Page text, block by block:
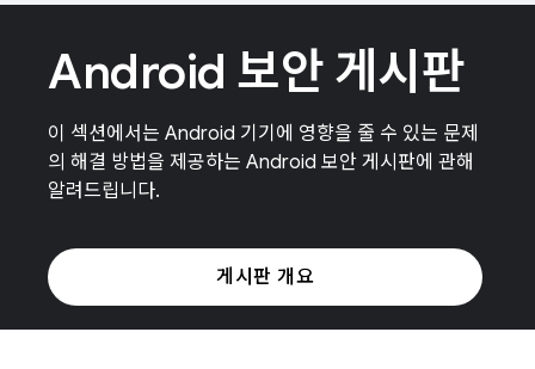
Android 보안 게시판
이 섹션에서는 Android 기기에 영향을 줄 수 있는 문제
의 해결 방법을 제공하는 Android 보안 게시판에 관해
알려드립니다.
게시판 개요